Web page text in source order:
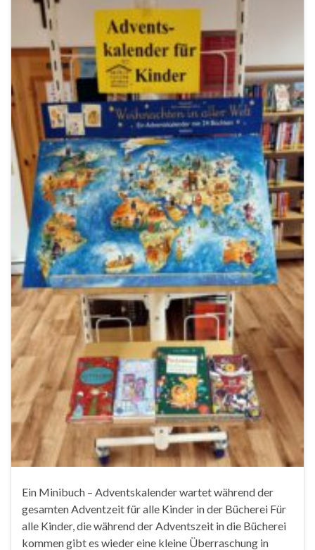
Ein Minibuch – Adventskalender wartet während der
gesamten Adventzeit für alle Kinder in der Bücherei Für
alle Kinder, die während der Adventszeit in die Bücherei
kommen gibt es wieder eine kleine Überraschung in